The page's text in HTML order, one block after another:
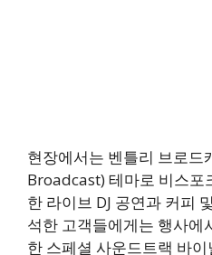
현장에서는 벤틀리 브로드
Broadcast) 테마로 비스포
한 라이브 DJ 공연과 커피
석한 고객들에게는 행사에
한 스페셜 사운드트랙 바